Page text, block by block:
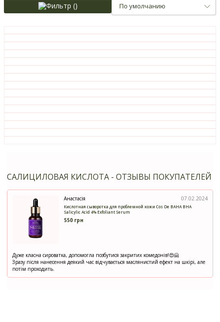
Фильтр () По умолчанию
САЛИЦИЛОВАЯ КИСЛОТА - ОТЗЫВЫ ПОКУПАТЕЛЕЙ
Анастасія 07.02.2024
Кислотная сыворотка для проблемной кожи Cos De BAHA BHA
Salicylic Acid 4% Exfoliant Serum
550 грн
Дуже класна сироватка, допомогла позбутися закритих комедонів!😍🤗
Зразу після нанесення деякий час відчувається маслянистий ефект на шкірі, але
потім проходить.